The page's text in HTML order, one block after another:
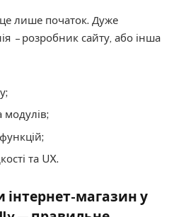
лише початок. Дуже
– розробник сайту, або інша
модулів;
та UX.
магазин у